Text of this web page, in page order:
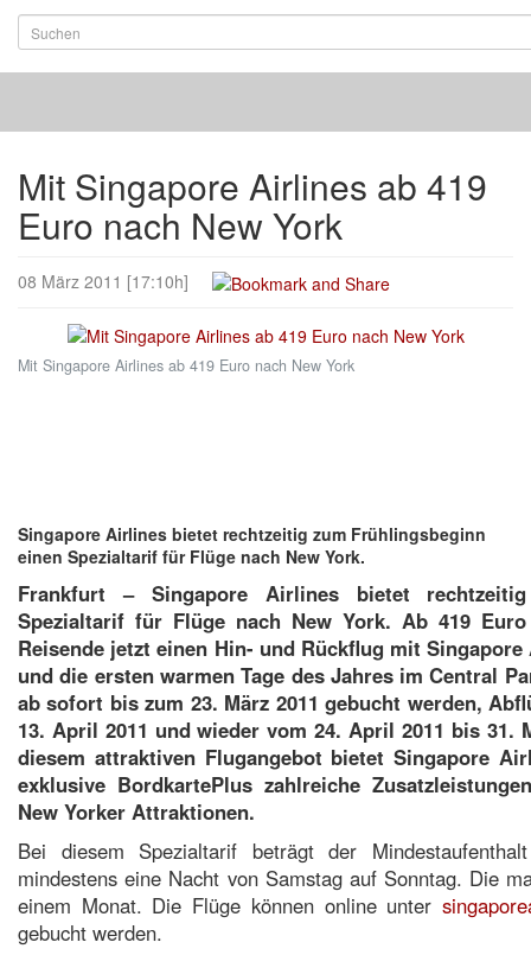
Mit Singapore Airlines ab 419
Euro nach New York
08 März 2011 [17:10h]
Mit Singapore Airlines ab 419 Euro nach New York
Singapore Airlines bietet rechtzeitig zum Frühlingsbeginn
einen Spezialtarif für Flüge nach New York.
Frankfurt – Singapore Airlines bietet
Spezialtarif für Flüge nach New York. Ab 419
Reisende jetzt einen Hin- und Rückflug mit
und die ersten warmen Tage des Jahres im Central
ab sofort bis zum 23. März 2011 gebucht werden,
13. April 2011 und wieder vom 24. April 2011 bis 31.
diesem attraktiven Flugangebot bietet Singapore
exklusive BordkartePlus zahlreiche
New Yorker Attraktionen.
Bei diesem Spezialtarif beträgt der
mindestens eine Nacht von Samstag auf Sonntag. Die
einem Monat. Die Flüge können online unter
gebucht werden.